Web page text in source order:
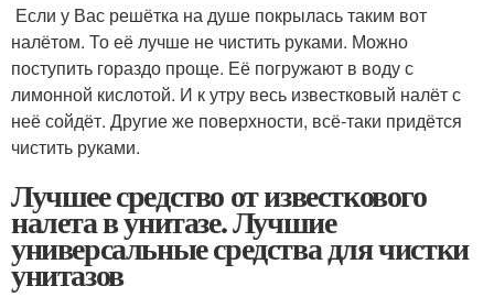
Если у Вас решётка на душе покрылась таким вот
налётом. То её лучше не чистить руками. Можно
поступить гораздо проще. Её погружают в воду с
лимонной кислотой. И к утру весь известковый налёт с
неё сойдёт. Другие же поверхности, всё-таки придётся
чистить руками.
Лучшее средство от известкового
налета в унитазе. Лучшие
универсальные средства для чистки
унитазов